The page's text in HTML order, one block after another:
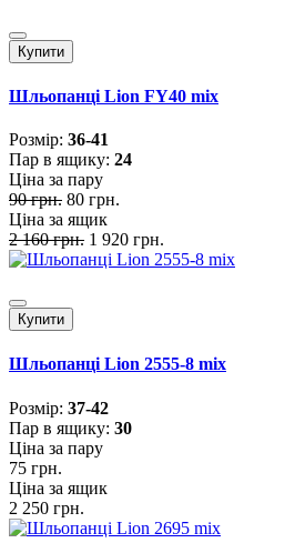
Купити
Шльопанці Lion FY40 mix
Розмiр: 36-41
Пар в ящику: 24
Ціна за пару
90 грн. 80 грн.
Ціна за ящик
2 160 грн. 1 920 грн.
Купити
Шльопанці Lion 2555-8 mix
Розмiр: 37-42
Пар в ящику: 30
Ціна за пару
75 грн.
Ціна за ящик
2 250 грн.